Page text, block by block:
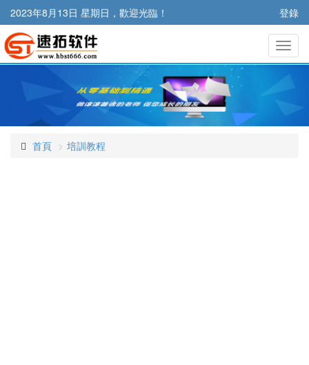
2023年8月13日 星期日，歡迎光臨！ 登錄
切
換
首頁 培訓教程